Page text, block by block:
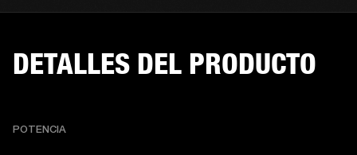
DETALLES DEL PRODUCTO
POTENCIA